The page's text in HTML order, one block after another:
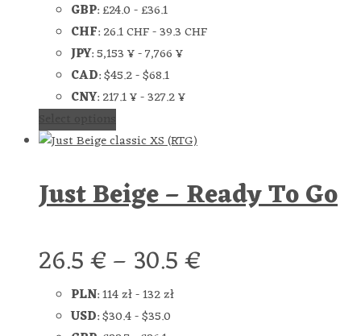
GBP:£24.0-£36.1
CHF:26.1 CHF-39.3 CHF
JPY:5,153 ¥-7,766 ¥
CAD:$45.2-$68.1
CNY:217.1 ¥-327.2 ¥
Just Beige – Ready To Go
26.5€–30.5€
PLN:114 zł-132 zł
USD:$30.4-$35.0